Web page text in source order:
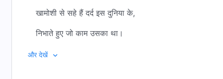
खामोशी से सहे हैं दर्द इस दुनिया के,
निभाते हुए जो काम उसका था।
मर्ज़ी ईश-पिता की और इंसानियत के लिए,
और देखें